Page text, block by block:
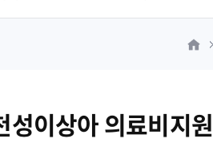
성이상아 의료비지원